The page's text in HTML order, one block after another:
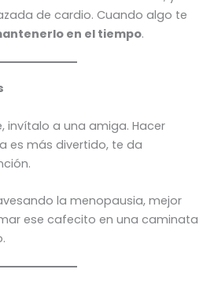
de cardio. Cuando algo te
en el tiempo.
invítalo a una amiga. Hacer
es más divertido, te da
la menopausia, mejor
ese cafecito en una caminata